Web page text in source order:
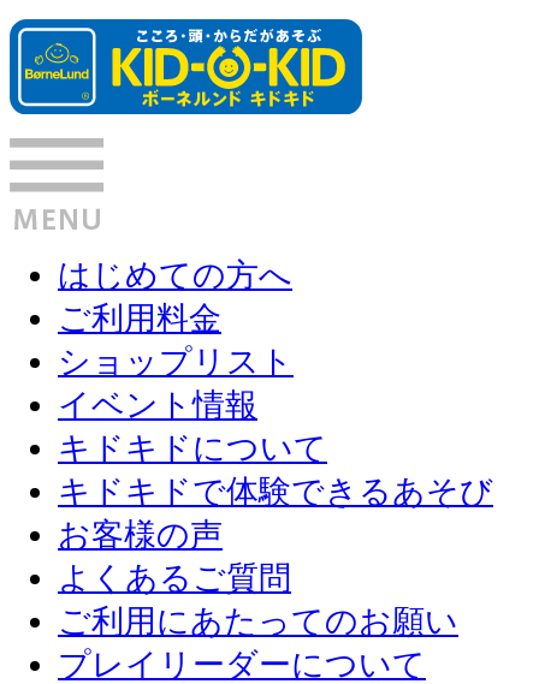
はじめての方へ
ご利用料金
ショップリスト
イベント情報
キドキドについて
キドキドで体験できるあそび
お客様の声
よくあるご質問
ご利用にあたってのお願い
プレイリーダーについて